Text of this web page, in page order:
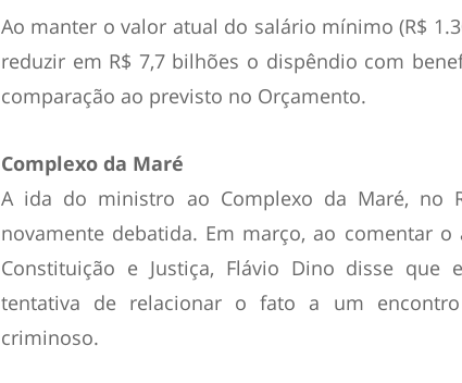
Ao manter o valor atual do salário mínimo (R$
reduzir em R$ 7,7 bilhões o dispêndio com
comparação ao previsto no Orçamento.
Complexo da Maré
A ida do ministro ao Complexo da Maré, no
novamente debatida. Em março, ao comentar o
Constituição e Justiça, Flávio Dino disse que
tentativa de relacionar o fato a um
criminoso.